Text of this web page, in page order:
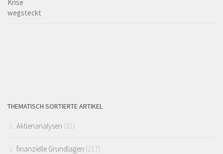
THEMATISCH SORTIERTE ARTIKEL
Aktienanalysen (31)
finanzielle Grundlagen (217)